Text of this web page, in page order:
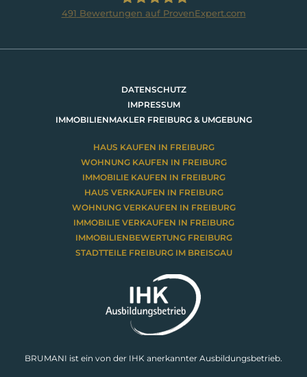
491 Bewertungen auf ProvenExpert.com
DATENSCHUTZ
IMPRESSUM
IMMOBILIENMAKLER FREIBURG & UMGEBUNG
HAUS KAUFEN IN FREIBURG
WOHNUNG KAUFEN IN FREIBURG
IMMOBILIE KAUFEN IN FREIBURG
HAUS VERKAUFEN IN FREIBURG
WOHNUNG VERKAUFEN IN FREIBURG
IMMOBILIE VERKAUFEN IN FREIBURG
IMMOBILIENBEWERTUNG FREIBURG
STADTTEILE FREIBURG IM BREISGAU
BRUMANI ist ein von der IHK anerkannter Ausbildungsbetrieb.